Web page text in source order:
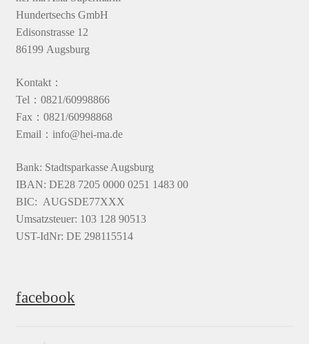
Hundertsechs GmbH
Edisonstrasse 12
86199 Augsburg
Kontakt：
Tel：0821/60998866
Fax：0821/60998868
Email：info@hei-ma.de
Bank: Stadtsparkasse Augsburg
IBAN: DE28 7205 0000 0251 1483 00
BIC: AUGSDE77XXX
Umsatzsteuer: 103 128 90513
UST-IdNr: DE 298115514
facebook